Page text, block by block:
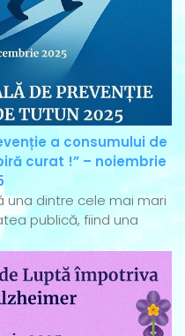
a consumului de
curat !” – noiembrie
una dintre cele mai mari
publică, fiind una